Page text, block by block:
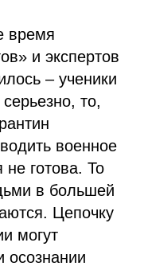
время
и экспертов
– ученики
то,
военное
готова. То
в большей
Цепочку
могут
осознании